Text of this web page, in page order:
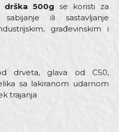
drška 500g se koristi za
ili sastavljanje
građevinskim i
drveta, glava od C50,
sa lakiranom udarnom
trajanja